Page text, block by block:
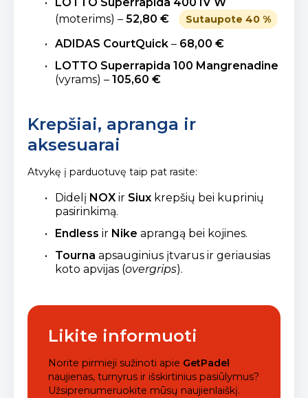
LOTTO Superrapida 400 IV W
(moterims) – 52,80 € Sutaupote 40 %
ADIDAS CourtQuick – 68,00 €
LOTTO Superrapida 100 Mangrenadine
(vyrams) – 105,60 €
Krepšiai, apranga ir
aksesuarai
Atvykę į parduotuvę taip pat rasite:
Didelį NOX ir Siux krepšių bei kuprinių
pasirinkimą.
Endless ir Nike aprangą bei kojines.
Tourna apsauginius įtvarus ir geriausias
koto apvijas (overgrips).
Likite informuoti
Norite pirmieji sužinoti apie GetPadel
naujienas, turnyrus ir išskirtinius pasiūlymus?
Užsiprenumeruokite mūsų naujienlaiškį.